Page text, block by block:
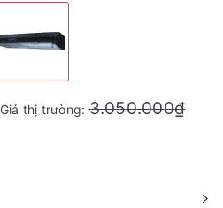
Giá thị trường:3.050.000₫